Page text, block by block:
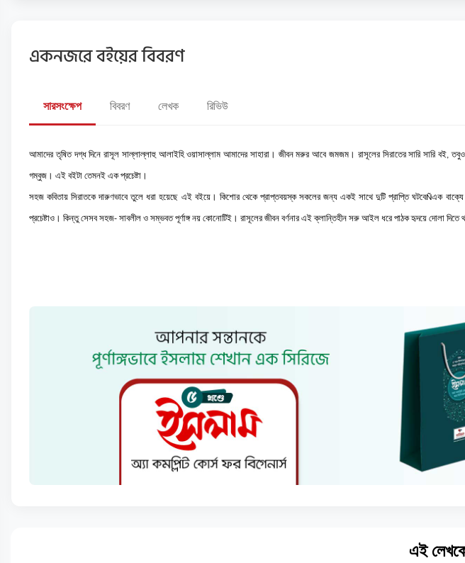
একনজরে বইয়ের বিবরণ
সারসংক্ষেপ বিবরণ লেখক রিভিউ
আমাদের তৃষিত দগ্ধ দিনে রাসূল সাল্লাল্লাহু আলাইহি ওয়াসাল্লাম আমাদের সাহারা। জীবন মরুর আবে জমজম। রাসূলের সিরাতের সারি সারি
গম্বুজ। এই বইটা তেমনই এক প্রচেষ্টা।
সহজ কবিতায় সিরাতকে দারুণভাবে তুলে ধরা হয়েছে এই বইয়ে। কিশোর থেকে প্রাপ্তবয়স্ক সকলের জন্য একই সাথে দুটি প্রাপ্তি ঘটবেÑএক বাক্যে
প্রচেষ্টাও। কিন্তু সেসব সহজ- সাবলীল ও সম্ভবত পূর্ণাঙ্গ নয় কোনোটিই। রাসূলের জীবন বর্ণনার এই ক্লান্তিহীন সরু আইল ধরে পাঠক হৃদয়ে দোলা
এই